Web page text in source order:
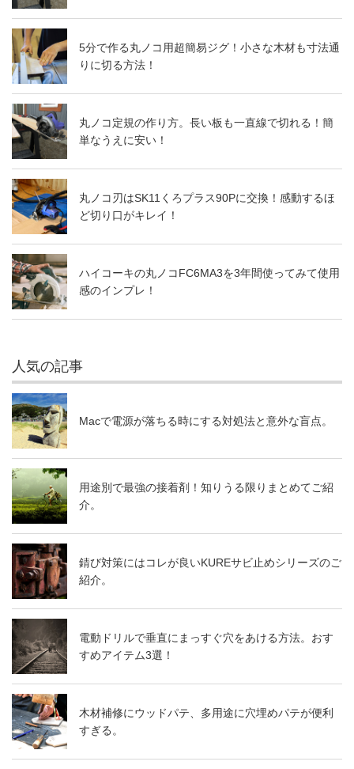
5分で作る丸ノコ用超簡易ジグ！小さな木材も寸法通
りに切る方法！
丸ノコ定規の作り方。長い板も一直線で切れる！簡
単なうえに安い！
丸ノコ刃はSK11くろプラス90Pに交換！感動するほ
ど切り口がキレイ！
ハイコーキの丸ノコFC6MA3を3年間使ってみて使用
感のインプレ！
人気の記事
Macで電源が落ちる時にする対処法と意外な盲点。
用途別で最強の接着剤！知りうる限りまとめてご紹
介。
錆び対策にはコレが良いKUREサビ止めシリーズのご
紹介。
電動ドリルで垂直にまっすぐ穴をあける方法。おす
すめアイテム3選！
木材補修にウッドパテ、多用途に穴埋めパテが便利
すぎる。